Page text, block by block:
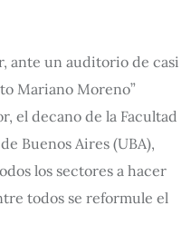
ante un auditorio de casi
Mariano Moreno”
el decano de la Facultad
Buenos Aires (UBA),
los sectores a hacer
todos se reformule el